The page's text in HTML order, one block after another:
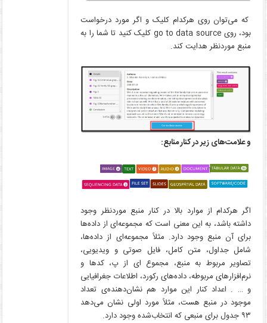
که می‌توان روی هرکدام کلیک و اگر مورد درخواست
بود، روی go to data source کلیک کنید تا شما را به
منبع موردنظر هدایت کند.
و علامت‌های زیر در کنار منابع:
اگر هرکدام از موارد بالا در کنار منبع موردنظر وجود
داشته باشد، به این معنی است که مجموعه‌ای از داده‌ها
برای آن منبع وجود دارد. مثلاً مجموعه‌ای از داده‌ها،
شامل جداول، متن کامل، فایل صوتی و ویدیویی،
تصاویر مربوط به منبع، مجموع ای از پ، کدها و
نرم‌افزارهای مربوطه، داده‌های رکورد، اطلاعات جغرافیایی
و … . اعداد کنار این موارد هم نشان‌دهنده‌ی تعداد
موجود در منبع هست، مثلاً مورد اولی نشان می‌دهد
۹۳ جدول برای منبعی که انتخاب‌شده وجود دارد.